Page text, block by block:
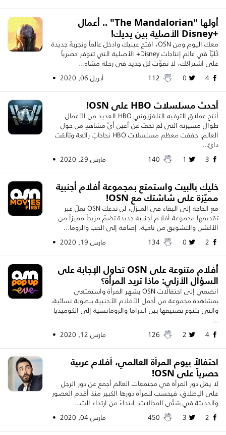
أولها "The Mandalorian" .. أعمال
+Disney الأصلية بين يديك!
معك اليوم ومن OSN، افتح عينيك وادخل عالماً وتجربةً جديدة
كُليّاً في عالم إنتاجات Disney+ الأصلية التي تتوفر حصرياً
على اشتراكك، لا تفوّت كل جديد في رحلة مشاه...
أبريل 06, 2020 •
أحدث مسلسلات HBO على OSN!
أنتج عملاق الترفيه التلفزيوني HBO العديد من الأعمال
طوال مسيرته التي لم تخفَ عن أعين أيّ مشاهدٍ من حول
العالم. حققت معظم مسلسلات HBO نجاحاتٍ رائعة وتألقت
دائ...
مارس 29, 2020 •
خليك بالبيت واستمتع بمجموعة أفلام أجنبية
مميّزة على شاشتك مع OSN!
مع الحاجة إلى البقاء في المنزل، لن تدعك OSN تملّ عبر
تقديمها مجموعة أفلام أجنبية جديدة تضمّ مزيجاً مميزاً من
الأكشن والتشويق من ناحية، إضافة إلى الحب والروما...
مارس 19, 2020 •
أفلام متنوعة على OSN تحاول الإجابة على
السؤال الأزلي: ماذا تريد المرأة؟
انضمي إلى احتفالات OSN بشهر المرأة واستمتعي
بمشاهدة مجموعة من أجمل الأفلام الأجنبية ببطولة نسائية،
والتي يتنوع تصنيفها بين الدراما والرومانسية إلى الكوميديا
...
مارس 12, 2020 •
احتفالاً بيوم المرأة العالمي، أفلام عربية
حصرياً على OSN!
لا يقل دور المرأة في مجتمعات العالم أجمع عن دور الرجل
على الإطلاق، فيحسب للمرأة دورها الكبير منذ أقدم العصور
والحديثة في شتّى المجالات، ابتداءً من ارتداء الت...
مارس 04, 2020 •